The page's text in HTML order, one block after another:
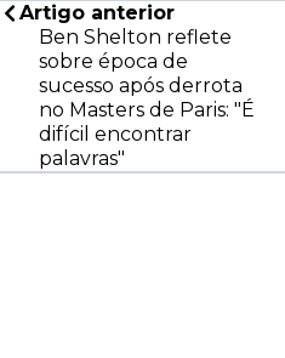
Artigo anterior
Ben Shelton reflete
sobre época de
sucesso após derrota
no Masters de Paris: "É
difícil encontrar
palavras"